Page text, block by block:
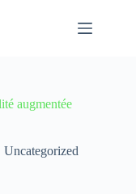
augmentée
Uncategorized